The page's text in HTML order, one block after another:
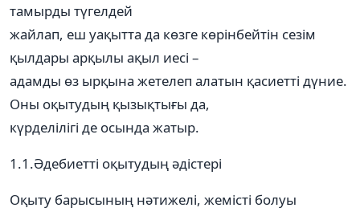
тамырды түгелдей
жайлап, еш уақытта да көзге көрінбейтін сезім
қылдары арқылы ақыл иесі –
адамды өз ырқына жетелеп алатын қасиетті дүние.
Оны оқытудың қызықтығы да,
күрделілігі де осында жатыр.
1.1.Әдебиетті оқытудың әдістері
Оқыту барысының нәтижелі, жемісті болуы